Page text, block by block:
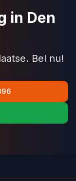
in Den
Bel nu!